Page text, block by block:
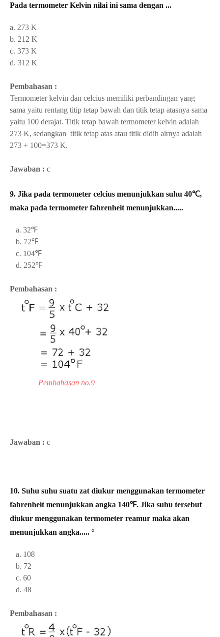
Pada termometer Kelvin nilai ini sama dengan ...
a. 273 K
b. 212 K
c. 373 K
d. 312 K
Pembahasan :
Termometer kelvin dan celcius memiliki perbandingan yang
sama yaitu rentang titip tetap bawah dan titik tetap atasnya sama
yaitu 100 derajat. Titik tetap bawah termometer kelvin adalah
273 K, sedangkan titik tetap atas atau titik didih airnya adalah
273 + 100=373 K.
Jawaban : c
9. Jika pada termometer celcius menunjukkan suhu 40℃,
maka pada termometer fahrenheit menunjukkan.....
a. 32℉
b. 72℉
c. 104℉
d. 252℉
Pembahasan :
Pembahasan no.9
Jawaban : c
10. Suhu suhu suatu zat diukur menggunakan termometer
fahrenheit menunjukkan angka 140℉. Jika suhu tersebut
diukur menggunakan termometer reamur maka akan
menunjukkan angka..... °
a. 108
b. 72
c. 60
d. 48
Pembahasan :